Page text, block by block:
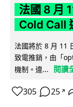
法國 8 月
Cold Call
法國將於 8 月 11
致電推銷，由「
機制。違...
閱讀
305 25 ↗